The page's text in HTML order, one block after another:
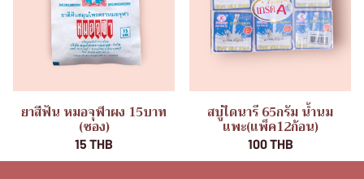
ยาสีฟัน หมอจุฬาผง 15บาท
(ซอง)
15 THB
สบู่ไดนารี 65กรัม น้ำนม
แพะ(แพ็ค12ก้อน)
100 THB